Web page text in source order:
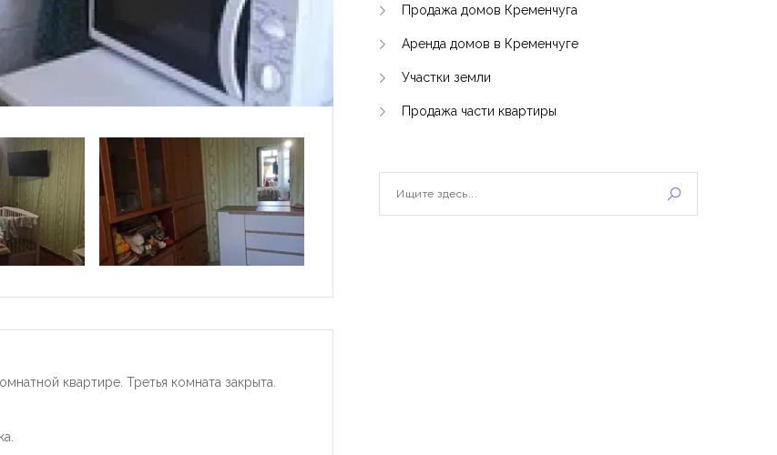
квартире. Третья комната закрыта.
Продажа домов Кременчуга
Аренда домов в Кременчуге
Участки земли
Продажа части квартиры